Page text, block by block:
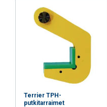
Terrier TPH-
putkitarraimet